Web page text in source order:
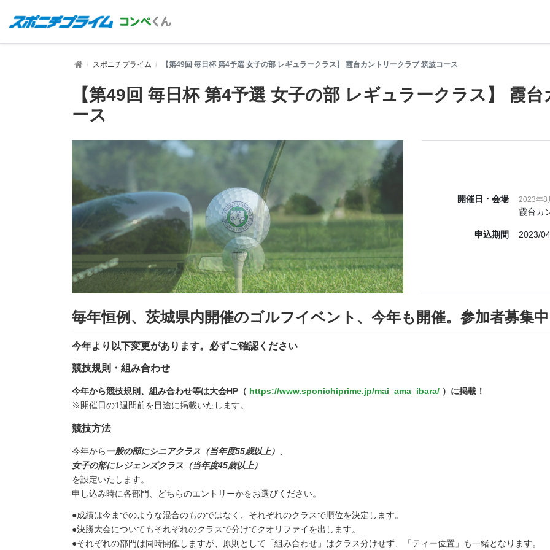
スポニチプライム 【第49回 毎日杯 第4予選 女子の部 レギュラークラス】 霞台カントリークラブ 筑波コース
【第49回 毎日杯 第4予選 女子の部 レギュラークラス】 霞
ース
開催日・会場 2023年8
霞台カ
申込期間 2023/
毎年恒例、茨城県内開催のゴルフイベント、今年も開催。参加者募集
今年より以下変更があります。必ずご確認ください
競技規則・組み合わせ
今年から競技規則、組み合わせ等は大会HP（ https://www.sponichiprime.jp/mai_ama_ibara/ ）に掲載！
※開催日の1週間前を目途に掲載いたします。
競技方法
今年から 一般の部にシニアクラス（当年度55歳以上）
女子の部にレジェンズクラス（当年度45歳以上）
を設定いたします。
申し込み時に各部門、どちらのエントリーかをお選びください。
●成績は今までのような混合のものではなく、それぞれのクラスで順位を決定します。
●決勝大会についてもそれぞれのクラスで分けてクオリファイを出します。
●それぞれの部門は同時開催しますが、原則として「組み合わせ」はクラス分けせず、「ティー位置」も一緒となります。